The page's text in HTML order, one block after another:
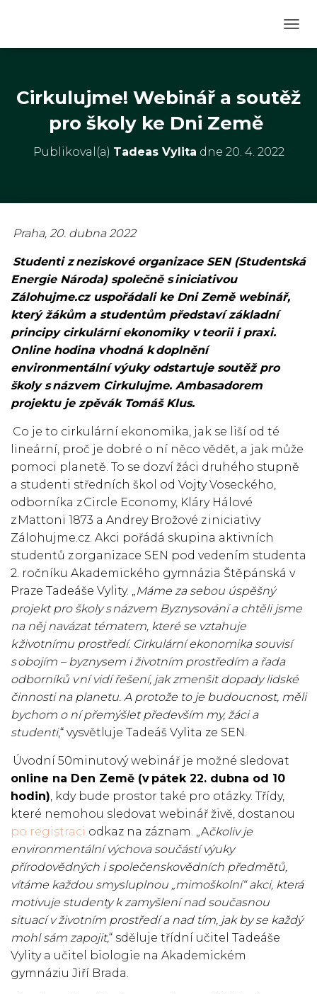
Ř
N
O
Cirkulujme! Webinář a soutěž
pro školy ke Dni Země
Publikoval(a) Tadeas Vylita dne 20. 4. 2022
Praha, 20. dubna 2022
Studenti z neziskové organizace SEN (Studentská
Energie Národa) společně s iniciativou
Zálohujme.cz uspořádali ke Dni Země webinář,
který žákům a studentům představí základní
principy cirkulární ekonomiky v teorii i praxi.
Online hodina vhodná k doplnění
environmentální výuky odstartuje soutěž pro
školy s názvem Cirkulujme. Ambasadorem
projektu je zpěvák Tomáš Klus.
Co je to cirkulární ekonomika, jak se liší od té
lineární, proč je dobré o ní něco vědět, a jak může
pomoci planetě. To se dozví žáci druhého stupně
a studenti středních škol od Vojty Voseckého,
odborníka z Circle Economy, Kláry Hálové
z Mattoni 1873 a Andrey Brožové z iniciativy
Zálohujme.cz. Akci pořádá skupina aktivních
studentů z organizace SEN pod vedením studenta
2. ročníku Akademického gymnázia Štěpánská v
Praze Tadeáše Vylity. „Máme za sebou úspěšný
projekt pro školy s názvem Byznysování a chtěli jsme
na něj navázat tématem, které se vztahuje
k životnímu prostředí. Cirkulární ekonomika souvisí
s obojím – byznysem i životním prostředím a řada
odborníků v ní vidí řešení, jak zmenšit dopady lidské
činnosti na planetu. A protože to je budoucnost, měli
bychom o ní přemýšlet především my, žáci a
studenti,“ vysvětluje Tadeáš Vylita ze SEN.
Úvodní 50minutový webinář je možné sledovat
online na Den Země (v pátek 22. dubna od 10
hodin), kdy bude prostor také pro otázky. Třídy,
které nemohou sledovat webinář živě, dostanou
po registraci odkaz na záznam. „Ačkoliv je
environmentální výchova součástí výuky
přírodovědných i společenskovědních předmětů,
vítáme každou smysluplnou „mimoškolní“ akci, která
motivuje studenty k zamyšlení nad současnou
situací v životním prostředí a nad tím, jak by se každý
mohl sám zapojit,“ sděluje třídní učitel Tadeáše
Vylity a učitel biologie na Akademickém
gymnáziu Jiří Brada.